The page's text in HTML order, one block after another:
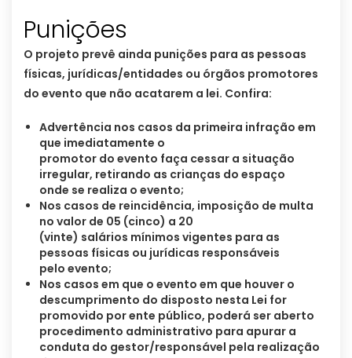
Punições
O projeto prevê ainda punições para as pessoas
físicas, jurídicas/entidades ou órgãos promotores
do evento que não acatarem a lei. Confira:
Advertência nos casos da primeira infração em
que imediatamente o
promotor do evento faça cessar a situação
irregular, retirando as crianças do espaço
onde se realiza o evento;
Nos casos de reincidência, imposição de multa
no valor de 05 (cinco) a 20
(vinte) salários mínimos vigentes para as
pessoas físicas ou jurídicas responsáveis
pelo evento;
Nos casos em que o evento em que houver o
descumprimento do disposto nesta Lei for
promovido por ente público, poderá ser aberto
procedimento administrativo para apurar a
conduta do gestor/responsável pela realização